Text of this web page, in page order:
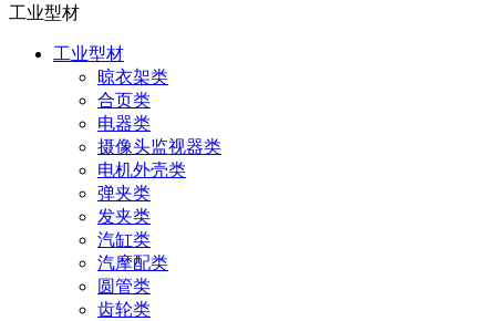
工业型材
工业型材
晾衣架类
合页类
电器类
摄像头监视器类
电机外壳类
弹夹类
发夹类
汽缸类
汽摩配类
圆管类
齿轮类